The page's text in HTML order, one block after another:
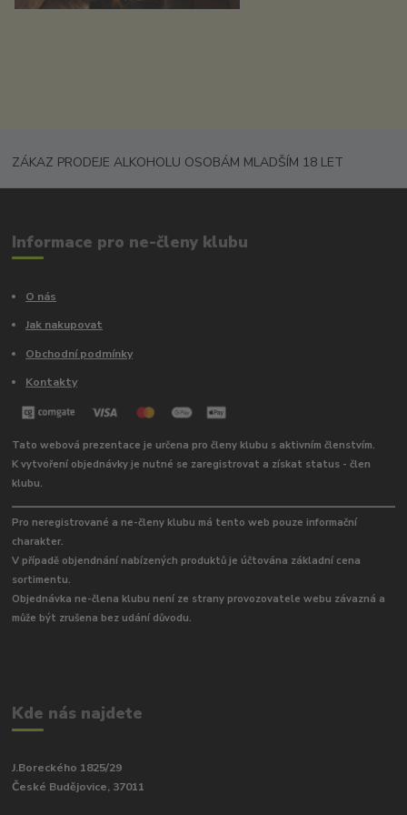
ZÁKAZ PRODEJE ALKOHOLU OSOBÁM MLADŠÍM 18 LET
Informace pro ne-členy klubu
O nás
Jak nakupovat
Obchodní podmínky
Kontakty
Tato webová prezentace je určena pro členy klubu s aktivním členstvím.
K vytvoření objednávky je nutné se zaregistrovat a získat status - člen
klubu.
Pro neregistrované a ne-členy klubu má tento web pouze informační
charakter.
V případě objendnání nabízených produktů je účtována základní cena
sortimentu.
Objednávka ne-člena klubu není ze strany provozovatele webu závazná a
může být zrušena bez udání důvodu.
Kde nás najdete
J.Boreckého 1825/29
České Budějovice, 37011